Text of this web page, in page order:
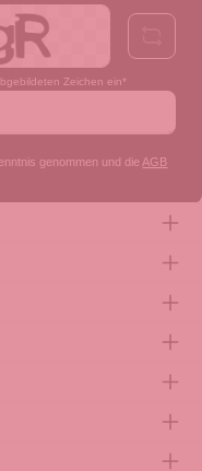
Zeichen ein*
genommen und die AGB